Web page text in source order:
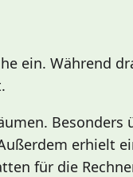
ein. Während
erhielt
für die